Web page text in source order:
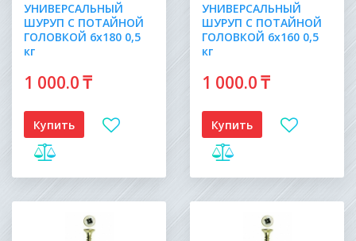
УНИВЕРСАЛЬНЫЙ
ШУРУП С ПОТАЙНОЙ
ГОЛОВКОЙ 6х180 0,5
кг
1 000.0₸
Купить
УНИВЕРСАЛЬНЫЙ
ШУРУП С ПОТАЙНОЙ
ГОЛОВКОЙ 6х160 0,5
кг
1 000.0₸
Купить